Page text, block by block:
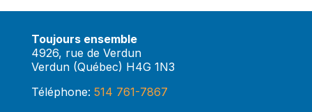
Toujours ensemble
4926, rue de Verdun
Verdun (Québec) H4G 1N3
Téléphone: 514 761-7867